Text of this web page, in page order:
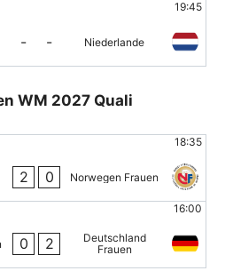
19:45
- - Niederlande
WM 2027 Quali
18:35
2 0 Norwegen Frauen
16:00
0 2
Deutschland
Frauen